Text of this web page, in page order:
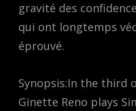
gravité des
qui ont longtemps
éprouvé.
Synopsis:In the third
Ginette Reno plays